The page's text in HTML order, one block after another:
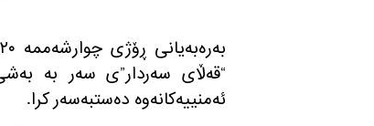
“قەڵای سەردار”ی سەر بە
ئەمنییەکانەوە دەستبەسەر کرا.